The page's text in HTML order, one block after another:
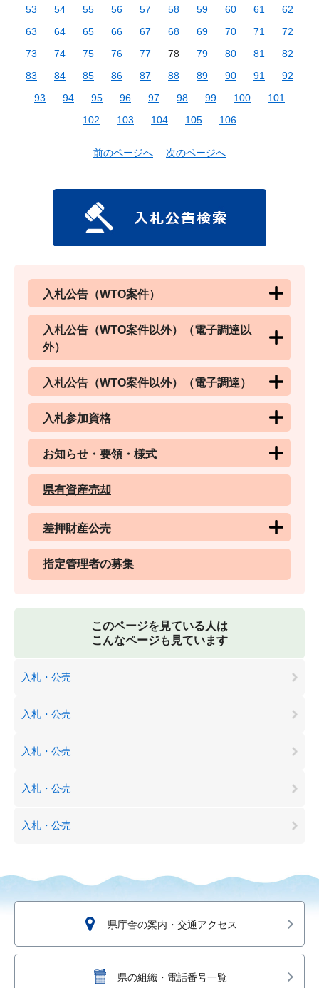
53
54 55 56 57 58 59 60 61
62
63
64 65 66 67 68 69 70 71
72
73
74 75 76 77 78 79 80 81
82
83
84 85 86 87 88 89 90 91
92
93
94 95 96 97 98 99 100
101
102
103 104 105 106
前のページへ 次のページへ
入札公告（WTO案件）
入札公告（WTO案件以外）（電子調達以
外）
入札公告（WTO案件以外）（電子調達）
入札参加資格
お知らせ・要領・様式
県有資産売却
差押財産公売
指定管理者の募集
このページを見ている人は
こんなページも見ています
入札・公売
入札・公売
入札・公売
入札・公売
入札・公売
県庁舎の案内・交通アクセス
県の組織・電話番号一覧